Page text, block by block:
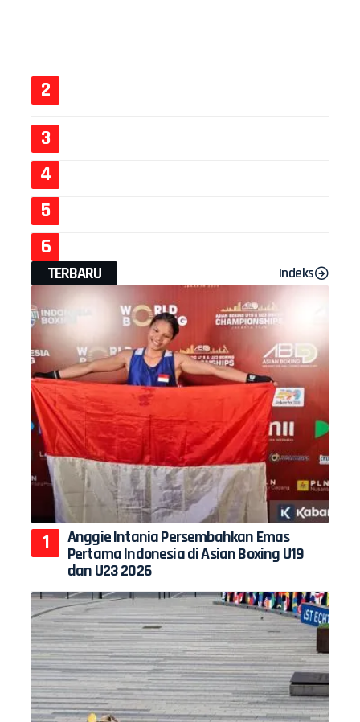
TERBARU Indeks
Anggie Intania Persembahkan Emas
Pertama Indonesia di Asian Boxing U19
dan U23 2026